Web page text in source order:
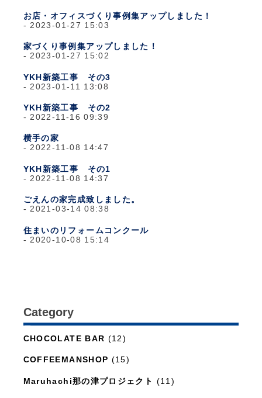
お店・オフィスづくり事例集アップしました！
2023-01-27 15:03
家づくり事例集アップしました！
2023-01-27 15:02
YKH新築工事 その3
2023-01-11 13:08
YKH新築工事 その2
2022-11-16 09:39
横手の家
2022-11-08 14:47
YKH新築工事 その1
2022-11-08 14:37
ごえんの家完成致しました。
2021-03-14 08:38
住まいのリフォームコンクール
2020-10-08 15:14
Category
CHOCOLATE BAR (12)
COFFEEMANSHOP (15)
Maruhachi那の津プロジェクト (11)